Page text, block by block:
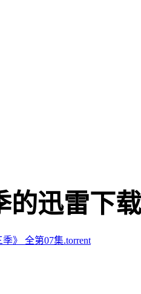
迅雷下载
》 全第07集.torrent